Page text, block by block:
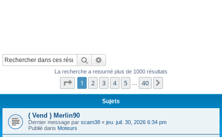
Rechercher
La recherche a retourné plus de 1000 résultats
Page 1sur40
1 2 3 4 5 40
Sujets
( Vend ) Merlin90
Dernier message par scam38 « jeu. juil. 30, 2026 6:34 pm
Publié dans Moteurs